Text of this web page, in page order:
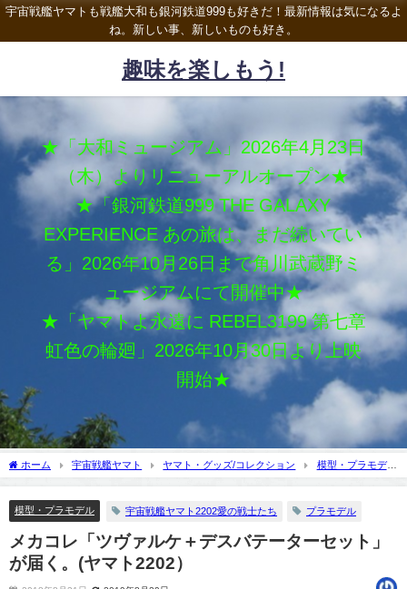
宇宙戦艦ヤマトも戦艦大和も銀河鉄道999も好きだ！最新情報は気になるよ
ね。新しい事、新しいものも好き。
趣味を楽しもう!
★「大和ミュージアム」2026年4月23日
（木）よりリニューアルオープン★
★「銀河鉄道999 THE GALAXY
EXPERIENCE あの旅は、まだ続いてい
る」2026年10月26日まで角川武蔵野ミ
ュージアムにて開催中★
★「ヤマトよ永遠に REBEL3199 第七章
虹色の輪廻」2026年10月30日より上映
開始★
ホーム 宇宙戦艦ヤマト ヤマト・グッズ/コレクション
模型・プラモデ
模型・プラモデル 宇宙戦艦ヤマト2202愛の戦士たち プラモデル
メカコレ「ツヴァルケ＋デスバテーターセット」
が届く。(ヤマト2202）